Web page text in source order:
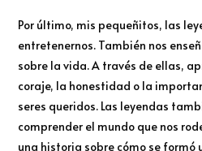
Por último, mis pequeñitos, las
entretenernos. También nos
sobre la vida. A través de ellas,
coraje, la honestidad o la
seres queridos. Las leyendas
comprender el mundo que nos
una historia sobre cómo se formó